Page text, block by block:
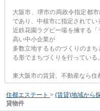
大阪市、堺市の両政令指定都
であり、中核市に指定されてい
近鉄花園ラグビー場を擁する
高い中小企業が
多数立地するものづくりのま
る形でまちづくりを行っている。
東大阪市の賃貸、不動産なら住
住都エステート > (賃貸)地域から
貸物件